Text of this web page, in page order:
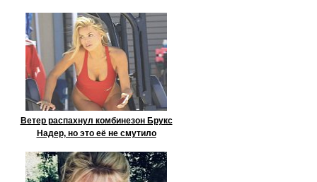
Ветер распахнул комбинезон Брукс
Надер, но это её не смутило